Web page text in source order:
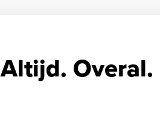
Altijd. Overal.